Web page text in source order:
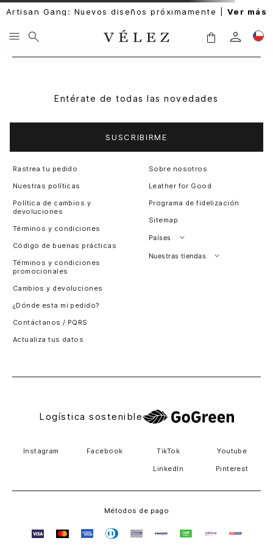
Artisan Gang: Nuevos diseños próximamente | Ver más
Entérate de todas las novedades
SUSCRIBIRME
Rastrea tu pedido
Nuestras políticas
Política de cambios y
devoluciones
Términos y condiciones
Código de buenas prácticas
Términos y condiciones
promocionales
Cambios y devoluciones
¿Dónde esta mi pedido?
Contáctanos / PQRS
Actualiza tus datos
Sobre nosotros
Leather for Good
Programa de fidelización
Sitemap
Países
Perú
Nuestras tiendas
Logística sostenible
Instagram Facebook TikTok Youtube
LinkedIn Pinterest
Métodos de pago